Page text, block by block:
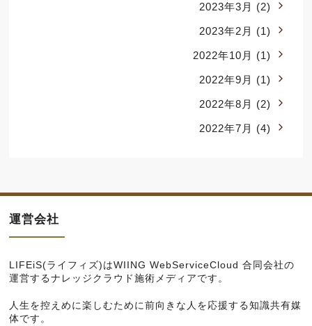
2023年3月 (2)
2023年2月 (1)
2022年10月 (1)
2022年9月 (1)
2022年8月 (2)
2022年7月 (4)
運営会社
LIFEiS(ライフィズ)はWIING WebServiceCloud 合同会社の
運営するナレッジクラウド施術メディアです。
人生を控えめに楽しむために前向きな人を応援する知識共有媒
体です。